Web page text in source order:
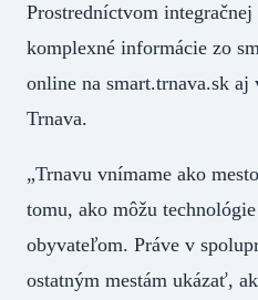
Prostredníctvom
komplexné informácie zo
online na smart.trnava.sk
Trnava.
„Trnavu vnímame ako
tomu, ako môžu
obyvateľom. Práve v
ostatným mestám ukázať,